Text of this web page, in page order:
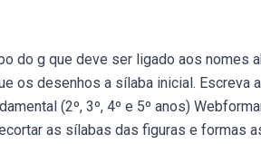
do g que deve ser ligado aos nomes
os desenhos a sílaba inicial. Escreva
(2º, 3º, 4º e 5º anos)
as sílabas das figuras e formas